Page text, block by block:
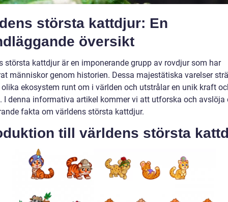
största kattdjur: En
översikt
största kattdjur är en imponerande grupp av rovdjur som har
människor genom historien. Dessa majestätiska varelser
olika ekosystem runt om i världen och utstrålar en unik kraft
I denna informativa artikel kommer vi att utforska och avslöja
fakta om världens största kattdjur.
till världens största